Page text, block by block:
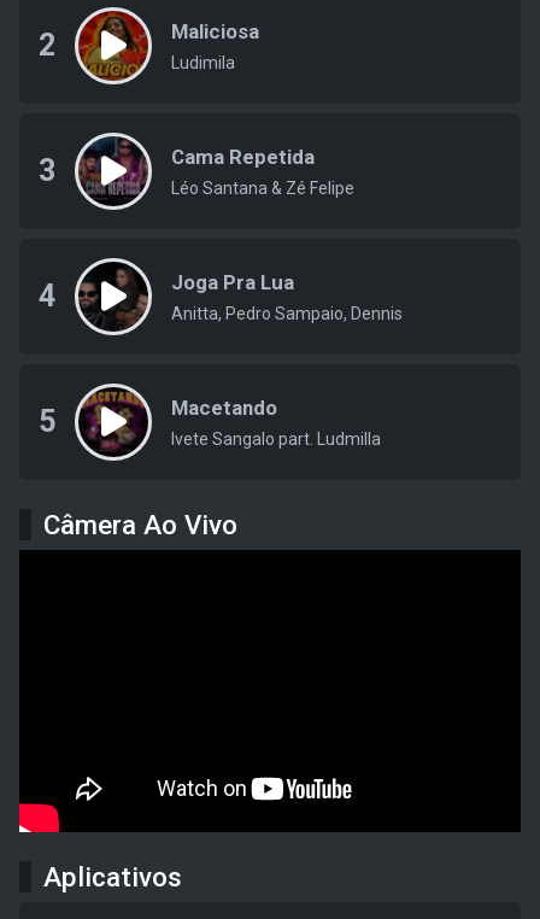
2 Maliciosa
Ludimila
3 Cama Repetida
Léo Santana & Zé Felipe
4 Joga Pra Lua
Anitta, Pedro Sampaio, Dennis
5 Macetando
Ivete Sangalo part. Ludmilla
Câmera Ao Vivo
Aplicativos